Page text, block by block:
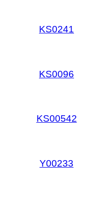
KS0241
KS0096
KS00542
Y00233